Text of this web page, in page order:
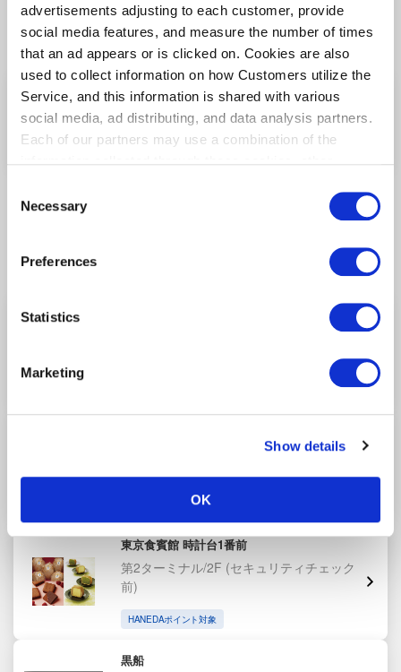
advertisements adjusting to each customer, provide
social media features, and measure the number of times
that an ad appears or is clicked on. Cookies are also
used to collect information on how Customers utilize the
Service, and this information is shared with various
social media, ad distributing, and data analysis partners.
Each of our partners may use a combination of the
well as other information collected by our partners when
Please see
Selection
Necessary
Preferences
Statistics
Marketing
Show details
OK
掲載商品は一部商品に限ります。最新の取り扱い情報は店舗まで
お問い合わせください。
GOBI
HANEDA X GOBI オリジナルストール（薄
手） オーガニックウォームグレー/1000番
¥19,800 （税込）
(セキュリティチェック
(セキュリティチェック
HANEDAポイント対象
東京食賓館 時計台1番前
第2ターミナル/2F (セキュリティチェック
前)
HANEDAポイント対象
黒船